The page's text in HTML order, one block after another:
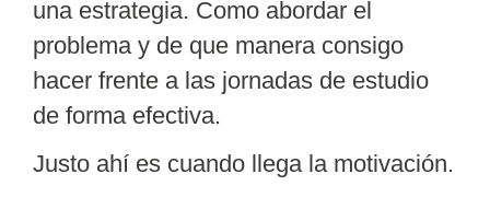
unaestrategia. Como abordar el
problema y de que manera consigo
hacer frente a las jornadas de estudio
de forma efectiva.
Justo ahí es cuando llega la motivación.